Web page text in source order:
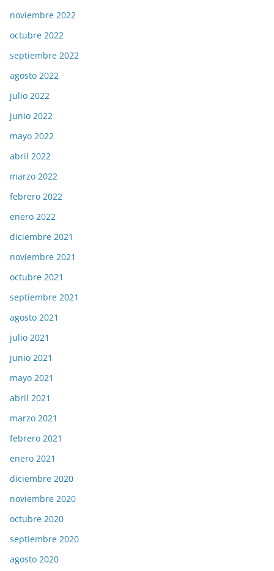
noviembre 2022
octubre 2022
septiembre 2022
agosto 2022
julio 2022
junio 2022
mayo 2022
abril 2022
marzo 2022
febrero 2022
enero 2022
diciembre 2021
noviembre 2021
octubre 2021
septiembre 2021
agosto 2021
julio 2021
junio 2021
mayo 2021
abril 2021
marzo 2021
febrero 2021
enero 2021
diciembre 2020
noviembre 2020
octubre 2020
septiembre 2020
agosto 2020